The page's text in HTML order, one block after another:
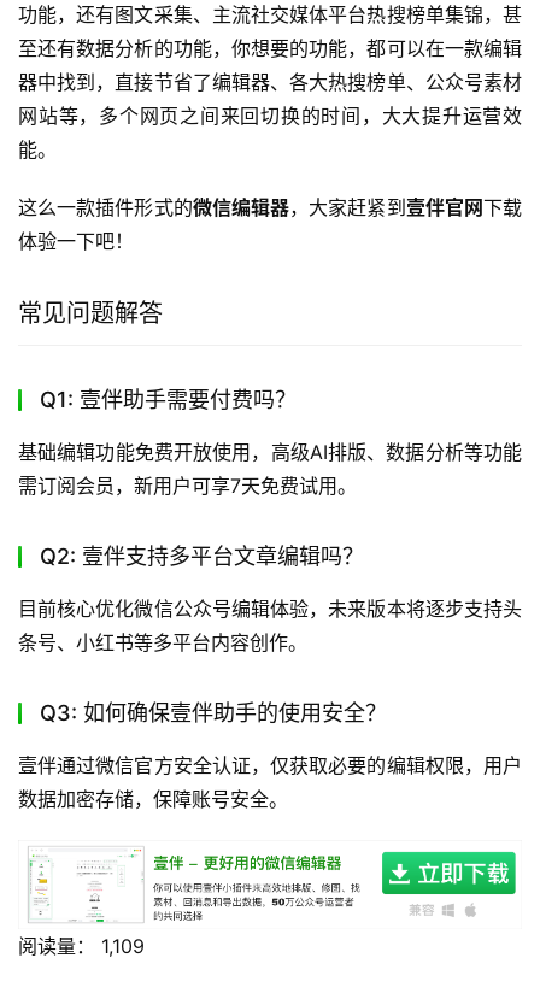
功能，还有图文采集、主流社交媒体平台热搜榜单集锦，甚
至还有数据分析的功能，你想要的功能，都可以在一款编辑
器中找到，直接节省了编辑器、各大热搜榜单、公众号素材
网站等，多个网页之间来回切换的时间，大大提升运营效
能。
这么一款插件形式的微信编辑器，大家赶紧到 壹伴官网下载
体验一下吧！
常见问题解答
Q1: 壹伴助手需要付费吗？
基础编辑功能免费开放使用，高级AI排版、数据分析等功能
需订阅会员，新用户可享7天免费试用。
Q2: 壹伴支持多平台文章编辑吗？
目前核心优化微信公众号编辑体验，未来版本将逐步支持头
条号、小红书等多平台内容创作。
Q3: 如何确保壹伴助手的使用安全？
壹伴通过微信官方安全认证，仅获取必要的编辑权限，用户
数据加密存储，保障账号安全。
阅读量： 1,109